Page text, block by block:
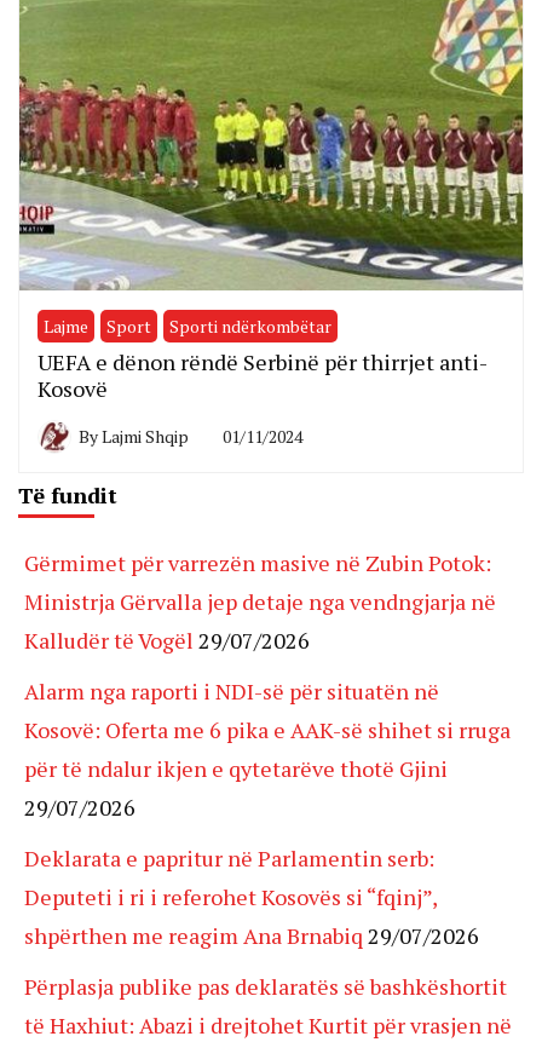
Lajme Sport Sporti ndërkombëtar
UEFA e dënon rëndë Serbinë për thirrjet anti-
Kosovë
ByLajmi Shqip 01/11/2024
Të fundit
Gërmimet për varrezën masive në Zubin Potok:
Ministrja Gërvalla jep detaje nga vendngjarja në
Kalludër të Vogël 29/07/2026
Alarm nga raporti i NDI-së për situatën në
Kosovë: Oferta me 6 pika e AAK-së shihet si rruga
për të ndalur ikjen e qytetarëve thotë Gjini
29/07/2026
Deklarata e papritur në Parlamentin serb:
Deputeti i ri i referohet Kosovës si “fqinj”,
shpërthen me reagim Ana Brnabiq 29/07/2026
Përplasja publike pas deklaratës së bashkëshortit
të Haxhiut: Abazi i drejtohet Kurtit për vrasjen në